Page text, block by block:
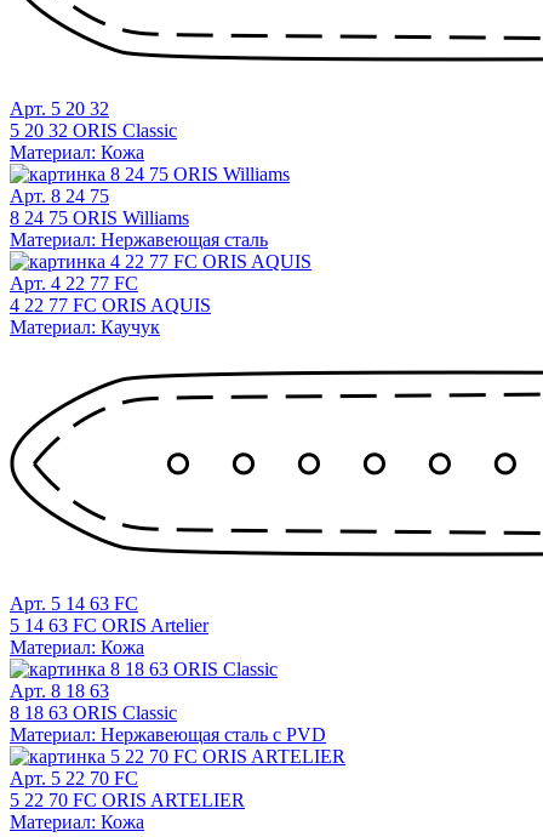
Арт. 5 20 32
5 20 32 ORIS Classic
Материал: Кожа
Арт. 8 24 75
8 24 75 ORIS Williams
Материал: Нержавеющая сталь
Арт. 4 22 77 FC
4 22 77 FC ORIS AQUIS
Материал: Каучук
Арт. 5 14 63 FC
5 14 63 FC ORIS Artelier
Материал: Кожа
Арт. 8 18 63
8 18 63 ORIS Classic
Материал: Нержавеющая сталь с PVD
Арт. 5 22 70 FC
5 22 70 FC ORIS ARTELIER
Материал: Кожа